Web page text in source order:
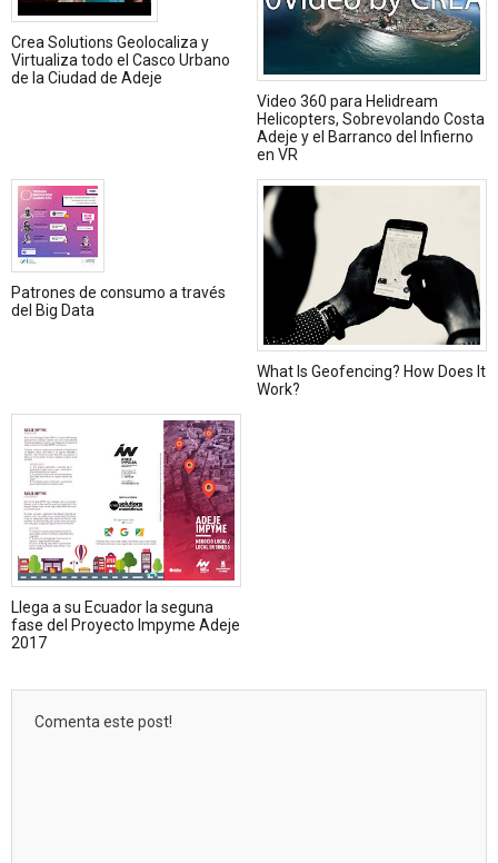
Crea Solutions Geolocaliza y
Virtualiza todo el Casco Urbano
de la Ciudad de Adeje
Video 360 para Helidream
Helicopters, Sobrevolando Costa
Adeje y el Barranco del Infierno
en VR
Patrones de consumo a través
del Big Data
What Is Geofencing? How Does It
Work?
Llega a su Ecuador la seguna
fase del Proyecto Impyme Adeje
2017
Comenta este post!